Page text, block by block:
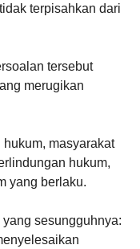
terpisahkan dari
tersebut
merugikan
masyarakat
hukum,
yang berlaku.
sesungguhnya: